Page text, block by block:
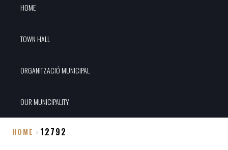
HOME
TOWN HALL
ORGANITZACIÓ MUNICIPAL
OUR MUNICIPALITY
HOME 12792